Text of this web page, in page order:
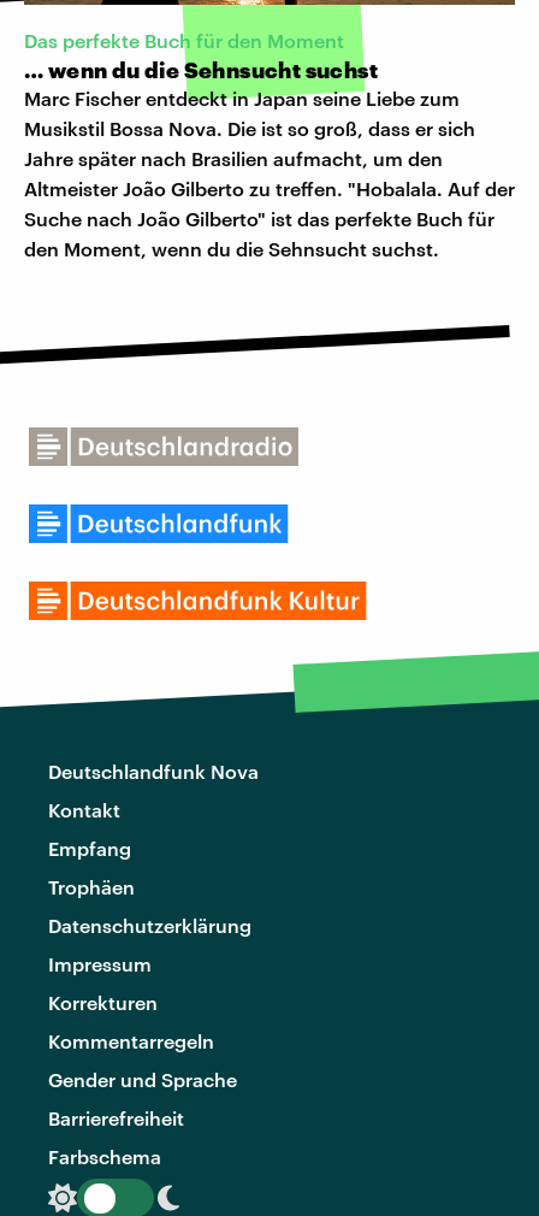
Das perfekte Buch für den Moment
… wenn du die Sehnsucht suchst
Marc Fischer entdeckt in Japan seine Liebe zum
Musikstil Bossa Nova. Die ist so groß, dass er sich
Jahre später nach Brasilien aufmacht, um den
Altmeister João Gilberto zu treffen. "Hobalala. Auf der
Suche nach João Gilberto" ist das perfekte Buch für
den Moment, wenn du die Sehnsucht suchst.
Deutschlandfunk Nova
Kontakt
Empfang
Trophäen
Datenschutzerklärung
Impressum
Korrekturen
Kommentarregeln
Gender und Sprache
Barrierefreiheit
Farbschema